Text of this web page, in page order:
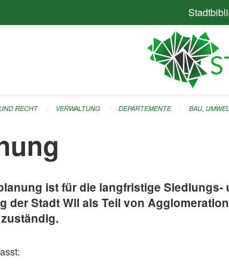
RECHT VERWALTUNG DEPARTEMENTE BAU,
ist für die langfristige Siedlungs-
der Stadt Wil als Teil von